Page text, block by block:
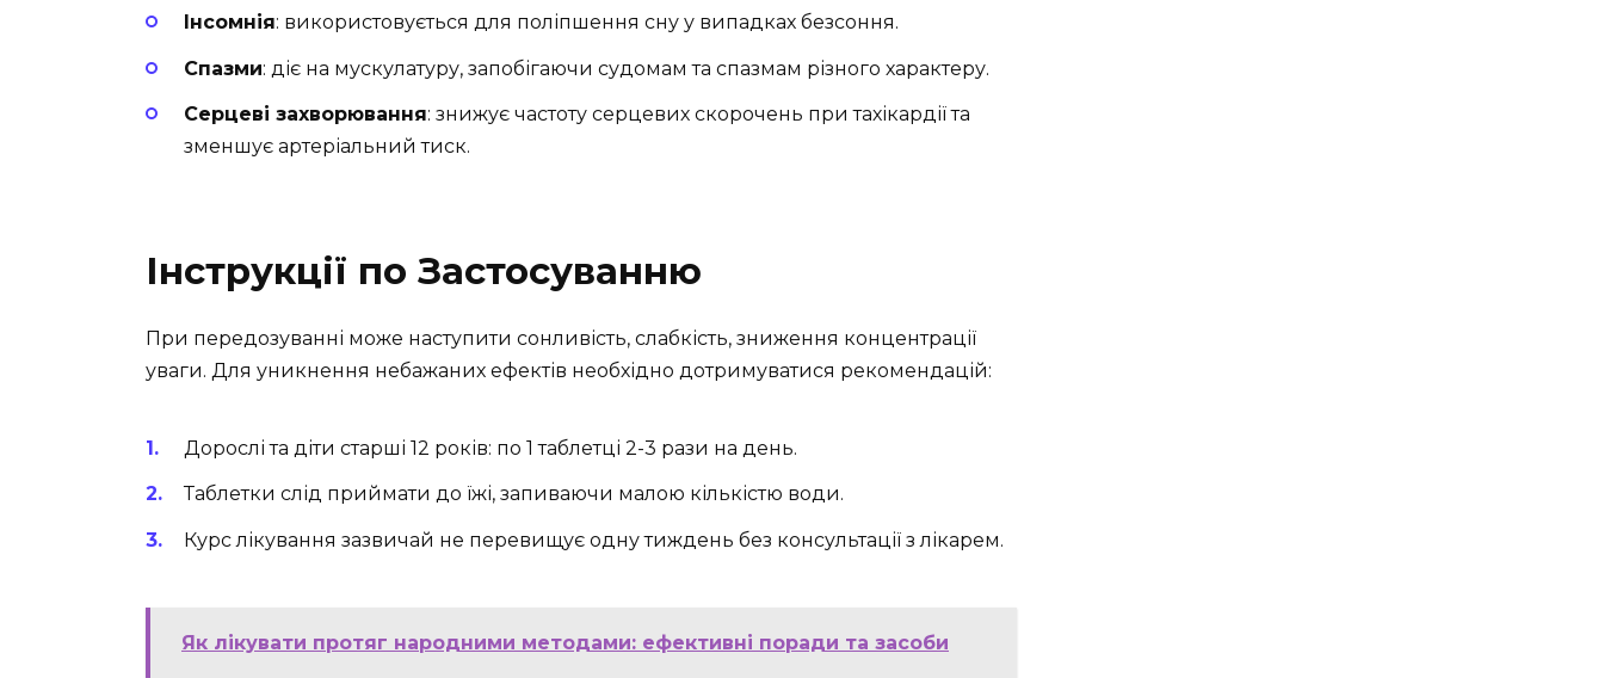
Інсомнія: використовується для поліпшення сну у випадках безсоння.
Спазми: діє на мускулатуру, запобігаючи судомам та спазмам різного характеру.
Серцеві захворювання: знижує частоту серцевих скорочень при тахікардії та
зменшує артеріальний тиск.
Інструкції по Застосуванню
При передозуванні може наступити сонливість, слабкість, зниження концентрації
уваги. Для уникнення небажаних ефектів необхідно дотримуватися рекомендацій:
Дорослі та діти старші 12 років: по 1 таблетці 2-3 рази на день.
Таблетки слід приймати до їжі, запиваючи малою кількістю води.
Курс лікування зазвичай не перевищує одну тиждень без консультації з лікарем.
Як лікувати протяг народними методами: ефективні поради та засоби